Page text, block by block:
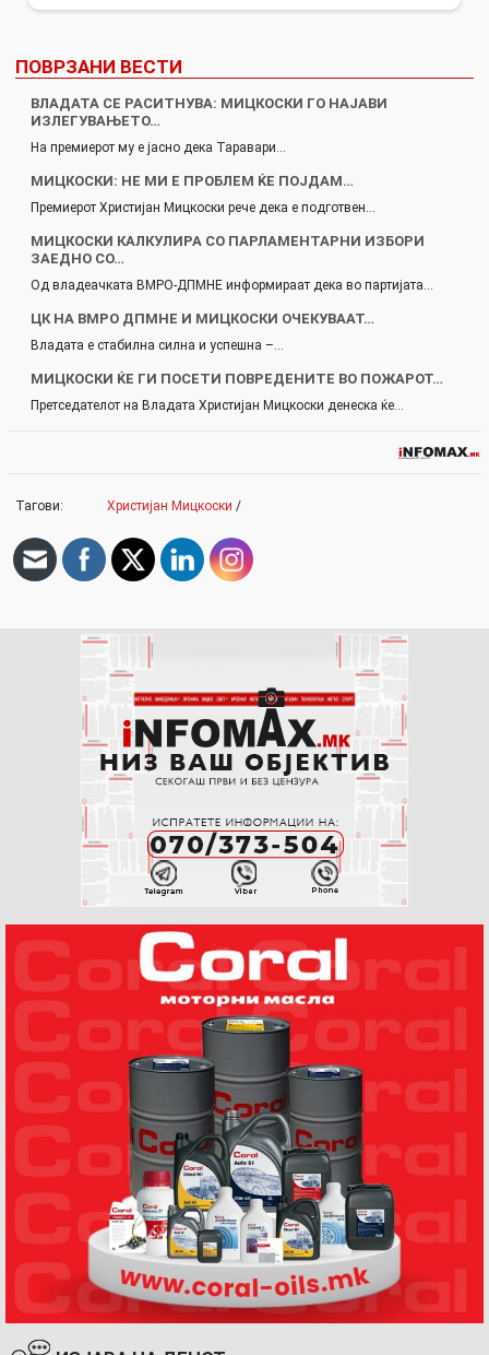
ПОВРЗАНИ ВЕСТИ
ВЛАДАТА СЕ РАСИТНУВА: МИЦКОСКИ ГО НАЈАВИ
ИЗЛЕГУВАЊЕТО…
На премиерот му е јасно дека Таравари…
МИЦКОСКИ: НЕ МИ Е ПРОБЛЕМ ЌЕ ПОЈДАМ…
Премиерот Христијан Мицкоски рече дека е подготвен…
МИЦКОСКИ КАЛКУЛИРА СО ПАРЛАМЕНТАРНИ ИЗБОРИ
ЗАЕДНО СО…
Од владеачката ВМРО-ДПМНЕ информираат дека во партијата…
ЦК НА ВМРО ДПМНЕ И МИЦКОСКИ ОЧЕКУВААТ…
Владата е стабилна силна и успешна –…
МИЦКОСКИ ЌЕ ГИ ПОСЕТИ ПОВРЕДЕНИТЕ ВО ПОЖАРОТ…
Претседателот на Владата Христијан Мицкоски денеска ќе…
Тагови: Христијан Мицкоски /